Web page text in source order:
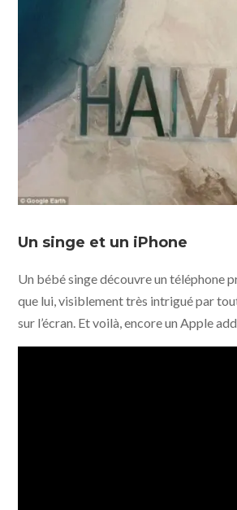
Un singe et un iPhone
Un bébé singe découvre un téléphone
que lui, visiblement très intrigué par
sur l’écran. Et voilà, encore un Apple